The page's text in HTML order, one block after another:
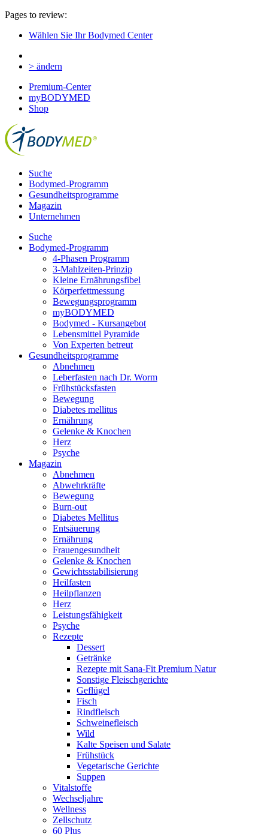
Pages to review:
Wählen Sie Ihr Bodymed Center
> ändern
Premium-Center
myBODYMED
Shop
Suche
Bodymed-Programm
Gesundheitsprogramme
Magazin
Unternehmen
Suche
Bodymed-Programm
4-Phasen Programm
3-Mahlzeiten-Prinzip
Kleine Ernährungsfibel
Körperfettmessung
Bewegungsprogramm
myBODYMED
Bodymed - Kursangebot
Lebensmittel Pyramide
Von Experten betreut
Gesundheitsprogramme
Abnehmen
Leberfasten nach Dr. Worm
Frühstücksfasten
Bewegung
Diabetes mellitus
Ernährung
Gelenke & Knochen
Herz
Psyche
Magazin
Abnehmen
Abwehrkräfte
Bewegung
Burn-out
Diabetes Mellitus
Entsäuerung
Ernährung
Frauengesundheit
Gelenke & Knochen
Gewichtsstabilisierung
Heilfasten
Heilpflanzen
Herz
Leistungsfähigkeit
Psyche
Rezepte
Dessert
Getränke
Rezepte mit Sana-Fit Premium Natur
Sonstige Fleischgerichte
Geflügel
Fisch
Rindfleisch
Schweinefleisch
Wild
Kalte Speisen und Salate
Frühstück
Vegetarische Gerichte
Suppen
Vitalstoffe
Wechseljahre
Wellness
Zellschutz
60 Plus